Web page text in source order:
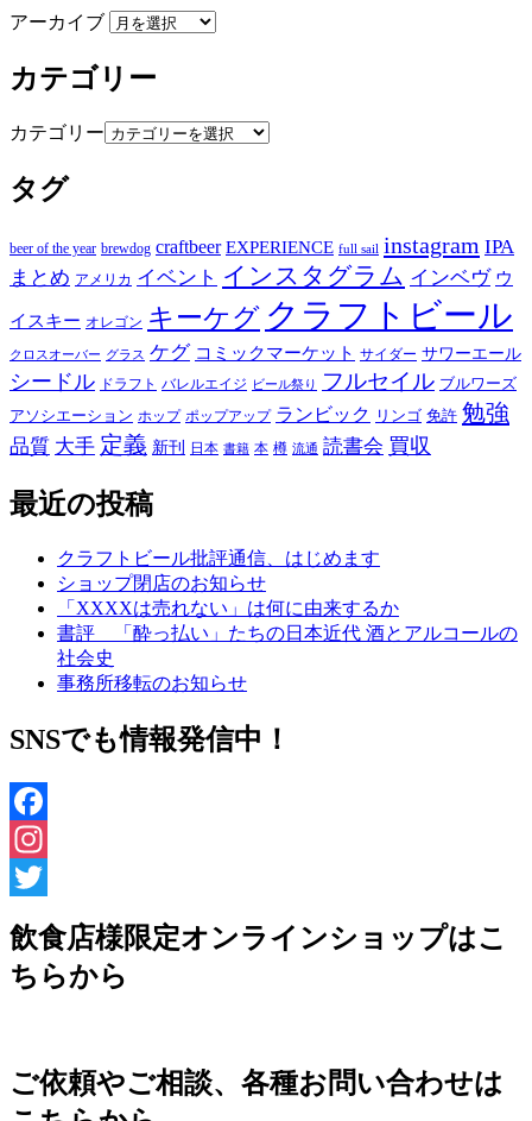
アーカイブ
カテゴリー
カテゴリー
タグ
beer of the year brewdog craftbeer EXPERIENCE full sail instagram IPA
まとめ アメリカ イベント インスタグラム インベヴ ウ
イスキー オレゴン キーケグ クラフトビール
クロスオーバー グラス ケグ コミックマーケット サイダー サワーエール
シードル ドラフト バレルエイジ ビール祭り フルセイル ブルワーズ
アソシエーション ホップ ポップアップ ランビック リンゴ 免許 勉強
品質 大手 定義 新刊 日本 書籍 本 樽 流通 読書会 買収
最近の投稿
クラフトビール批評通信、はじめます
ショップ閉店のお知らせ
「XXXXは売れない」は何に由来するか
書評 「酔っ払い」たちの日本近代 酒とアルコールの
社会史
事務所移転のお知らせ
SNSでも情報発信中！
Facebook
Instagram
飲食店様限定オンラインショップはこ
ちらから
ご依頼やご相談、各種お問い合わせは